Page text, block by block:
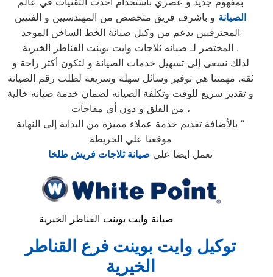
الصيانة و باشرف فريق متخصص من المهندسيين و الفنيين
المحترفيين بدعم من وكيل صيانة الخط الساخن الموحد
المختصر لـ صيانه ثلاجات وايت بوينت القناطر الخيرية .
لذلك نسعى إلى تسهيل خدمات الصيانة و لتكون أكثر راحة و
ثقة. مهمتنا هي توفير وسائل سهلة وسريعة لطلب رقم الصيانة
و تقدير سريع للوقت وتكلفة الصيانه لضمان خدمة صيانه خالية
من القلق و دون أي مفاجآت ،
بالأضافة تقديم خدمة عملاء مميزة من البداية إلى النهاية ”
موقعنا علي الخريطة
نعمل ايضا علي صيانة ثلاجات فريش طلخا
صيانة وايت بوينت القناطر الخيرية
توكيل وايت بوينت فرع القناطر
الخيرية